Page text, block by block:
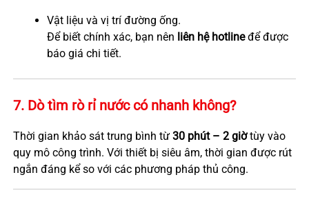
Vật liệu và vị trí đường ống.
Để biết chính xác, bạn nên liên hệ hotlineđể được
báo giá chi tiết.
7. Dò tìm rò rỉ nước có nhanh không?
Thời gian khảo sát trung bình từ 30 phút – 2 giờtùy vào
quy mô công trình. Với thiết bị siêu âm, thời gian được rút
ngắn đáng kể so với các phương pháp thủ công.